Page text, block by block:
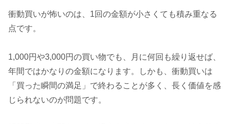
衝動買いが怖いのは、1回の金額が小さくても積み重なる
点です。
1,000円や3,000円の買い物でも、月に何回も繰り返せば、
年間ではかなりの金額になります。しかも、衝動買いは
「買った瞬間の満足」で終わることが多く、長く価値を感
じられないのが問題です。